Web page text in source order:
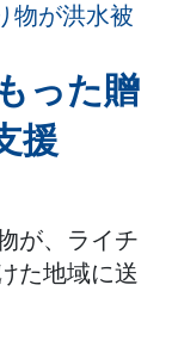
った贈
援
が、ライチ
た地域に送